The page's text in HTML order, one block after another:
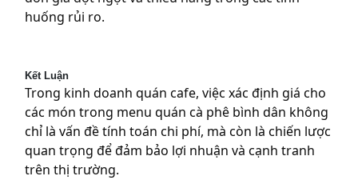
huống rủi ro.
Kết Luận
Trong kinh doanh quán cafe, việc xác định giá cho
các món trong menu quán cà phê bình dân không
chỉ là vấn đề tính toán chi phí, mà còn là chiến lược
quan trọng để đảm bảo lợi nhuận và cạnh tranh
trên thị trường.